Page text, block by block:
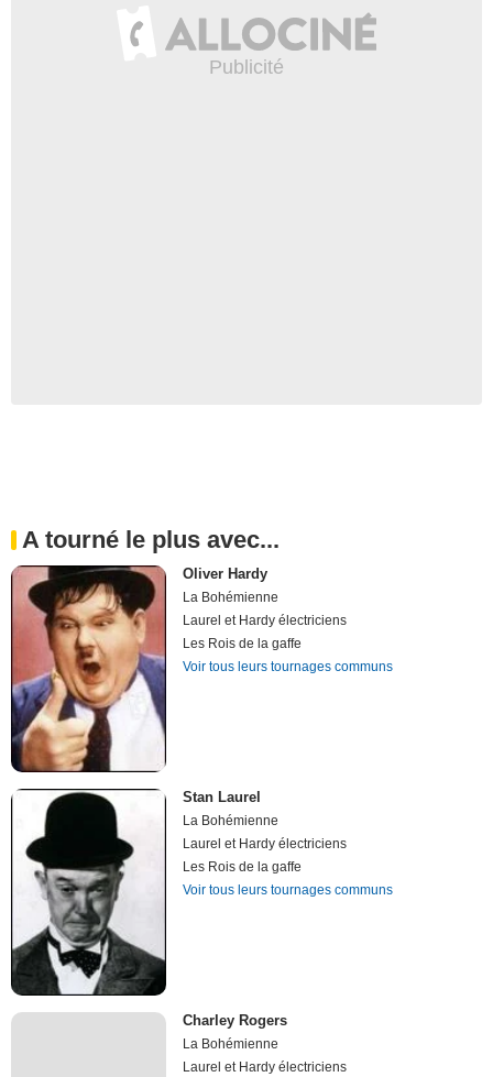
A tourné le plus avec...
Oliver Hardy
La Bohémienne
Laurel et Hardy électriciens
Les Rois de la gaffe
Voir tous leurs tournages communs
Stan Laurel
La Bohémienne
Laurel et Hardy électriciens
Les Rois de la gaffe
Voir tous leurs tournages communs
Charley Rogers
La Bohémienne
Laurel et Hardy électriciens